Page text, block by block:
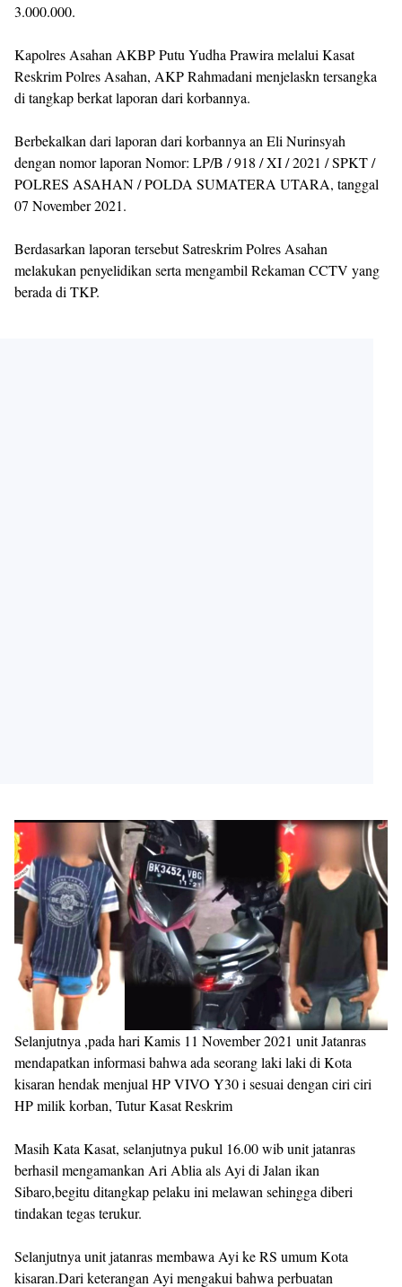
3.000.000.
Kapolres Asahan AKBP Putu Yudha Prawira melalui Kasat
Reskrim Polres Asahan, AKP Rahmadani menjelaskn tersangka
di tangkap berkat laporan dari korbannya.
Berbekalkan dari laporan dari korbannya an Eli Nurinsyah
dengan nomor laporan Nomor: LP/B / 918 / XI / 2021 / SPKT /
POLRES ASAHAN / POLDA SUMATERA UTARA, tanggal
07 November 2021.
Berdasarkan laporan tersebut Satreskrim Polres Asahan
melakukan penyelidikan serta mengambil Rekaman CCTV yang
berada di TKP.
Selanjutnya ,pada hari Kamis 11 November 2021 unit Jatanras
mendapatkan informasi bahwa ada seorang laki laki di Kota
kisaran hendak menjual HP VIVO Y30 i sesuai dengan ciri ciri
HP milik korban, Tutur Kasat Reskrim
Masih Kata Kasat, selanjutnya pukul 16.00 wib unit jatanras
berhasil mengamankan Ari Ablia als Ayi di Jalan ikan
Sibaro,begitu ditangkap pelaku ini melawan sehingga diberi
tindakan tegas terukur.
Selanjutnya unit jatanras membawa Ayi ke RS umum Kota
kisaran.Dari keterangan Ayi mengakui bahwa perbuatan